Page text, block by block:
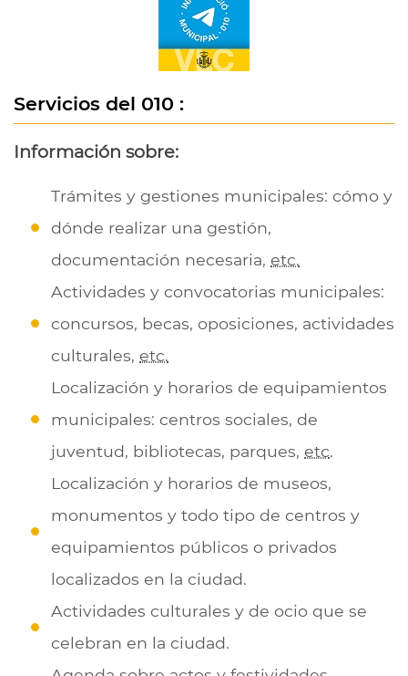
Servicios del 010 :
Información sobre:
Trámites y gestiones municipales: cómo y
dónde realizar una gestión,
documentación necesaria, etc.
Actividades y convocatorias municipales:
concursos, becas, oposiciones, actividades
culturales, etc.
Localización y horarios de equipamientos
municipales: centros sociales, de
juventud, bibliotecas, parques, etc.
Localización y horarios de museos,
monumentos y todo tipo de centros y
equipamientos públicos o privados
localizados en la ciudad.
Actividades culturales y de ocio que se
celebran en la ciudad.